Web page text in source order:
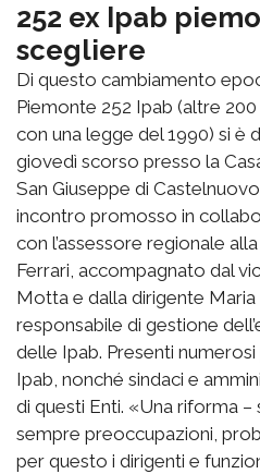
252 ex Ipab
scegliere
Di questo cambiamento
Piemonte 252 Ipab (altre
con una legge del 1990) si è
giovedì scorso presso la
San Giuseppe di
incontro promosso in
con l’assessore regionale
Ferrari, accompagnato dal
Motta e dalla dirigente
responsabile di gestione
delle Ipab. Presenti
Ipab, nonché sindaci e
di questi Enti. «Una riforma –
sempre preoccupazioni,
per questo i dirigenti e